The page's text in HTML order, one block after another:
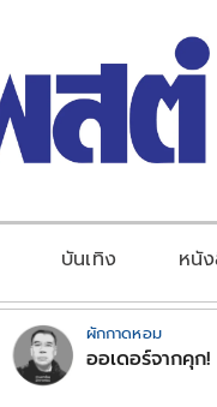
บันเทิง หนั
ผักกาดหอม
ออเดอร์จากคุก!